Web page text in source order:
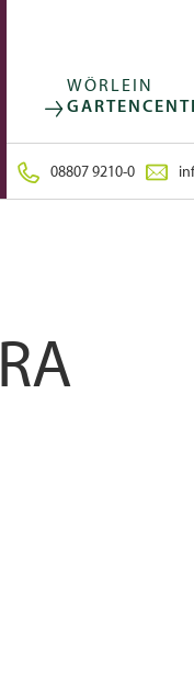
WÖRLEIN
08807 9210-0
FOLGE UNS AUF: